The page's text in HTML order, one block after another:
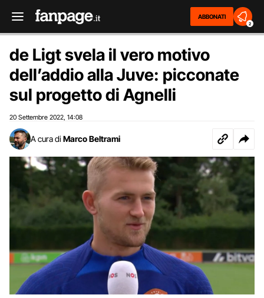
ABBONATI
2
de Ligt svela il vero motivo
dell’addio alla Juve: picconate
sul progetto di Agnelli
20 Settembre 2022 14:08
A cura di Marco Beltrami